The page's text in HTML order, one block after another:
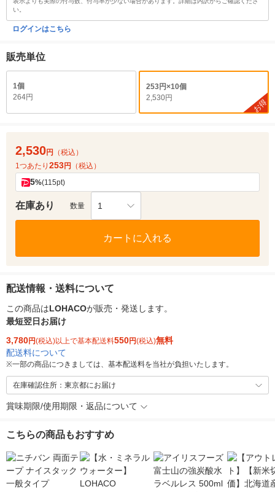
い。
ログインはこちら
販売単位
1個
264円
253円×10個
2,530円
お得
2,530円
（税込）
1つあたり 253円 （税込）
5%(115pt)
在庫あり 数量 1
カートに入れる
配送情報・送料について
この商品はLOHACOが販売・発送します。
最短翌日お届け
3,780円(税込)以上で基本配送料550円(税込)無料
配送料について
※一部の商品につきましては、基本配送料を当社が負担いたします。
在庫確認住所：東京都にお届け
賞味期限/使用期限・返品について
こちらの商品もおすすめ